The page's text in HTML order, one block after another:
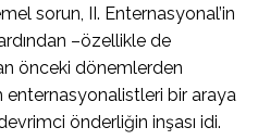
sorun, II. Enternasyonal’in
–özellikle de
önceki dönemlerden
bir araya
önderliğin inşası idi.